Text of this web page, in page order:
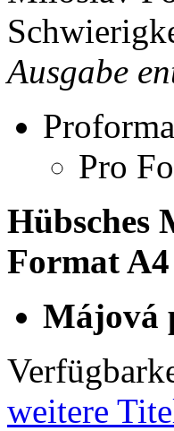
Ausgabe
Pro
Hübsches
Format A4
Májová
weitere